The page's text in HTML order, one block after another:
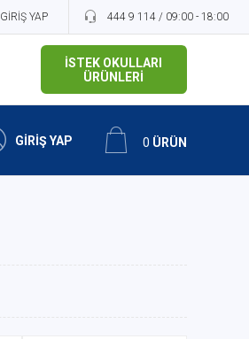
GİRİŞ YAP 444 9 114 / 09:00 - 18:00
İSTEK OKULLARI
ÜRÜNLERİ
GİRİŞ YAP 0 ÜRÜN